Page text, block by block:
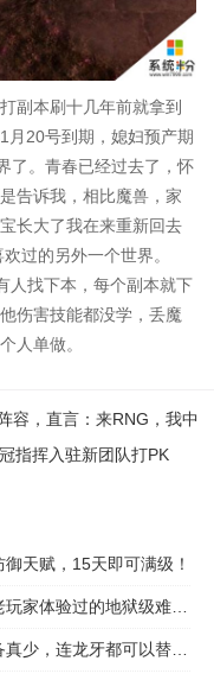
副本刷十几年前就拿到
月20号到期，媳妇预产期
了。青春已经过去了，怀
告诉我，相比魔兽，家
长大了我在来重新回去
过的另外一个世界。
人找下本，每个副本就下
伤害技能都没学，丢魔
人单做。
容，直言：来RNG，我中
指挥入驻新团队打PK
天赋，15天即可满级！